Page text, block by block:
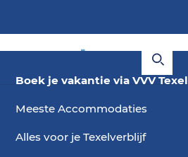
Boek je vakantie via VVV Texel
Meeste Accommodaties
Alles voor je Texelverblijf